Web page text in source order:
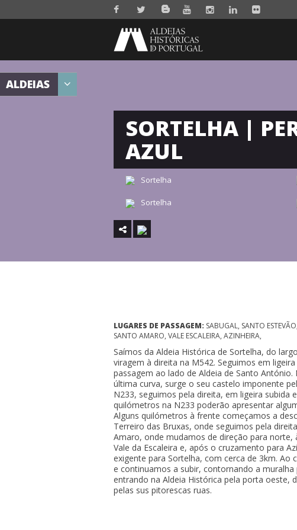
ALDEIAS
SORTELHA |
AZUL
Sortelha
Sortelha
LUGARES DE PASSAGEM: SABUGAL, SANTO
SANTO AMARO, VALE ESCALEIRA, AZINHEIRA,
Saímos da Aldeia Histórica de Sortelha, do
viragem à direita na M542. Seguimos em
passagem ao lado de Aldeia de Santo António.
última curva, surge o seu castelo imponente
N233, seguimos pela direita, em ligeira subida
quilómetros na N233 poderão apresentar
Alguns quilómetros à frente começamos a
Terreiro das Bruxas, onde seguimos pela
Amaro, onde mudamos de direção para
Vale da Escaleira e, após o cruzamento para
exigente para Sortelha, com cerca de 3km. Ao
e continuamos a subir, contornando a muralha
entrando na Aldeia Histórica pela porta oeste,
pelas sus pitorescas ruas.